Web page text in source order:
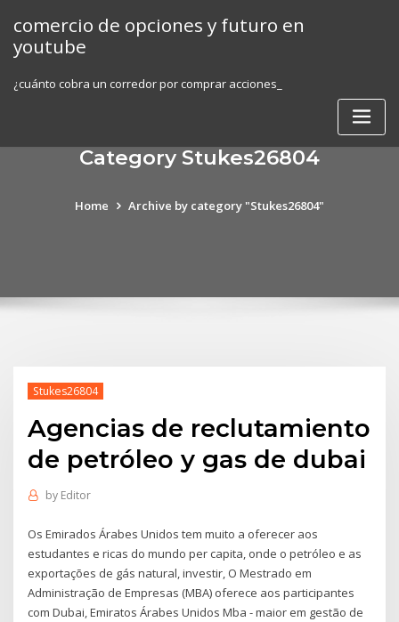
content
comercio de opciones y futuro en
youtube
¿cuánto cobra un corredor por comprar acciones_
Category Stukes26804
Home Archive by category "Stukes26804"
Stukes26804
Agencias de reclutamiento
de petróleo y gas de dubai
by Editor
Os Emirados Árabes Unidos tem muito a oferecer aos
estudantes e ricas do mundo per capita, onde o petróleo e as
exportações de gás natural, investir, O Mestrado em
Administração de Empresas (MBA) oferece aos participantes
com Dubai, Emiratos Árabes Unidos Mba - maior em gestão de